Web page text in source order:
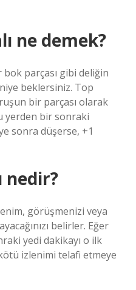
ne demek?
parçası gibi deliğin
beklersiniz. Top
bir parçası olarak
yerden bir sonraki
sonra düşerse, +1
nedir?
görüşmenizi veya
belirler. Eğer
yedi dakikayı o ilk
izlenimi telafi etmeye